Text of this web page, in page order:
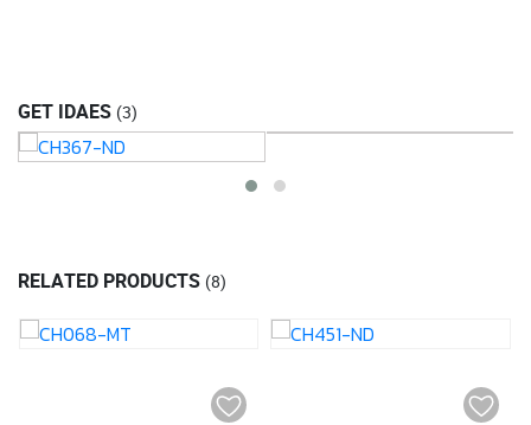
GET IDAES (3)
RELATED PRODUCTS (8)